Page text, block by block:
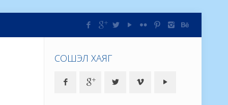
СОШЭЛ ХАЯГ